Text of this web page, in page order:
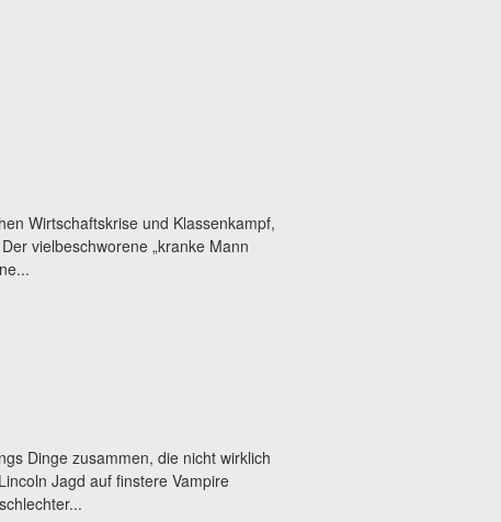
Wirtschaftskrise und Klassenkampf,
vielbeschworene „kranke Mann
Dinge zusammen, die nicht wirklich
Jagd auf finstere Vampire